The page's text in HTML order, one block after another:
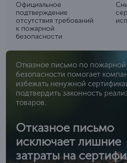
Официальное
подтверждение
отсутствия требований
к пожарной
безопасности
Отказное письмо по пожарной
безопасности помогает
избежать ненужной
подтвердить законность
товаров.
Отказное письмо
исключает лишние
затраты на